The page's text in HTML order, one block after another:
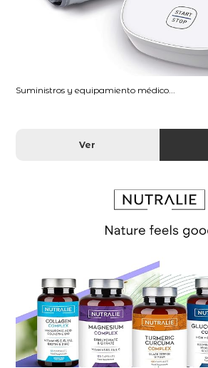
Suministros y equipamiento médico...
Ver